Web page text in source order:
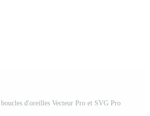
d'oreilles Vecteur Pro et SVG Pro